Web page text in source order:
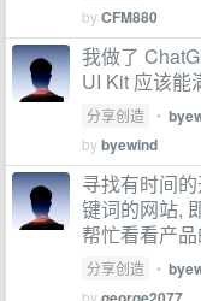
byCFM880
我做了
UI Kit 应该能
分享创造 •
bybyewind
寻找有时间
键词的网站,
帮忙看看产
分享创造 •
by